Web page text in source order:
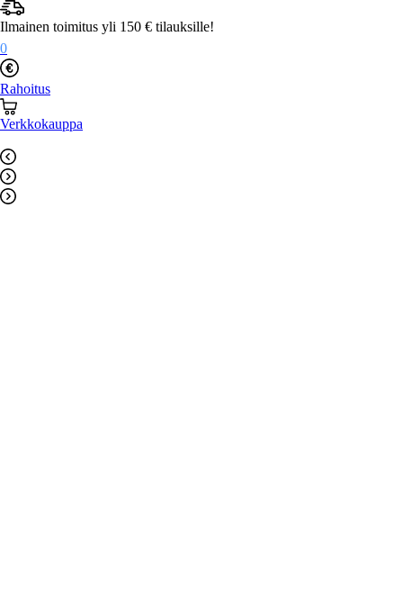
Mene
sisältöön
Ilmainen toimitus yli 150 € tilauksille!
0
Rahoitus
Verkkokauppa